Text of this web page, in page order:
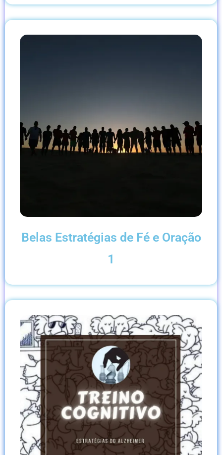
Belas Estratégias de Fé e Oração
1